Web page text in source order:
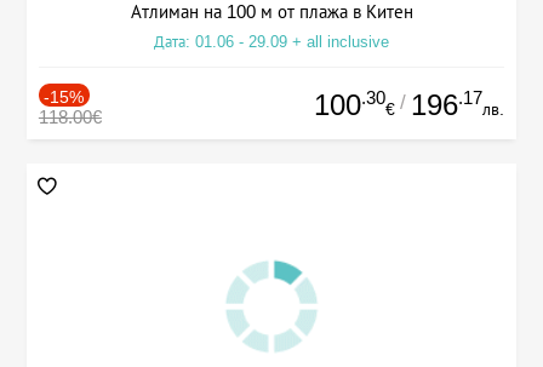
Атлиман на 100 м от плажа в Китен
Дата: 01.06 - 29.09 + all inclusive
-15%
118.00€ 100.30
€ / 196.17
лв.